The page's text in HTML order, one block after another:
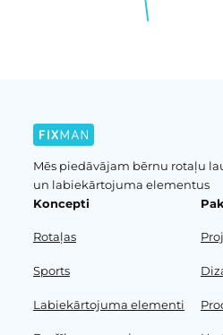
Mēs piedāvājam bērnu rotaļu
un labiekārtojuma elementus
Koncepti
Rotaļas
Sports
Labiekārtojuma elementi